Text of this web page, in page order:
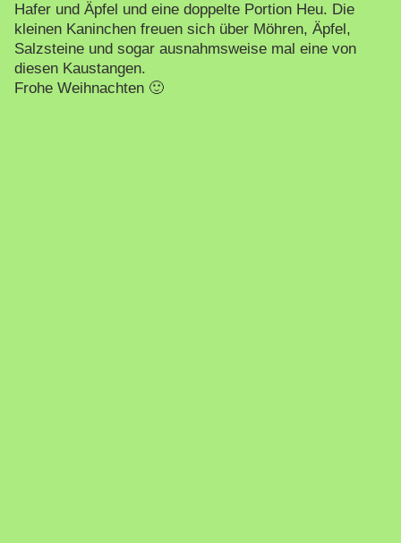
Hafer und Äpfel und eine doppelte Portion Heu. Die
kleinen Kaninchen freuen sich über Möhren, Äpfel,
Salzsteine und sogar ausnahmsweise mal eine von
diesen Kaustangen.
Frohe Weihnachten 🙂